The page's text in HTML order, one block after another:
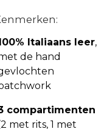
Italiaans leer,
de hand
compartimenten
met rits, 1 met